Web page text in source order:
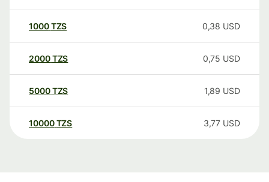
1000TZS 0,38 USD
2000TZS 0,75 USD
5000TZS 1,89 USD
10000 TZS 3,77 USD